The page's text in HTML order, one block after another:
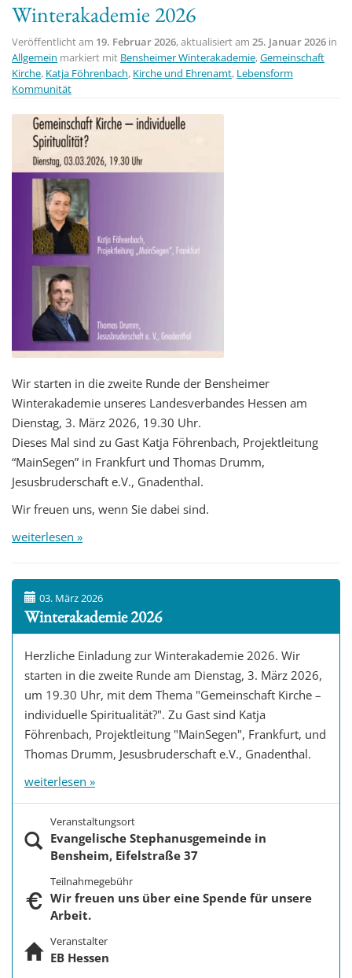
i
o
Winterakademie 2026
Veröffentlicht am 19. Februar 2026, aktualisiert am 25. Januar 2026 in
Allgemein markiert mit Bensheimer Winterakademie,Gemeinschaft
Kirche, Katja Föhrenbach, Kirche und Ehrenamt, Lebensform
Kommunität
Wir starten in die zweite Runde der Bensheimer
Winterakademie unseres Landesverbandes Hessen am
Dienstag, 3. März 2026, 19.30 Uhr.
Dieses Mal sind zu Gast Katja Föhrenbach, Projektleitung
“MainSegen” in Frankfurt und Thomas Drumm,
Jesusbruderschaft e.V., Gnadenthal.
Wir freuen uns, wenn Sie dabei sind.
weiterlesen »
03. März 2026
Winterakademie 2026
Herzliche Einladung zur Winterakademie 2026. Wir
starten in die zweite Runde am Dienstag, 3. März 2026,
um 19.30 Uhr, mit dem Thema "Gemeinschaft Kirche –
individuelle Spiritualität?". Zu Gast sind Katja
Föhrenbach, Projektleitung "MainSegen", Frankfurt, und
Thomas Drumm, Jesusbruderschaft e.V., Gnadenthal.
weiterlesen »
Veranstaltungsort
Evangelische Stephanusgemeinde in
Bensheim, Eifelstraße 37
Teilnahmegebühr
Wir freuen uns über eine Spende für unsere
Arbeit.
Veranstalter
EB Hessen